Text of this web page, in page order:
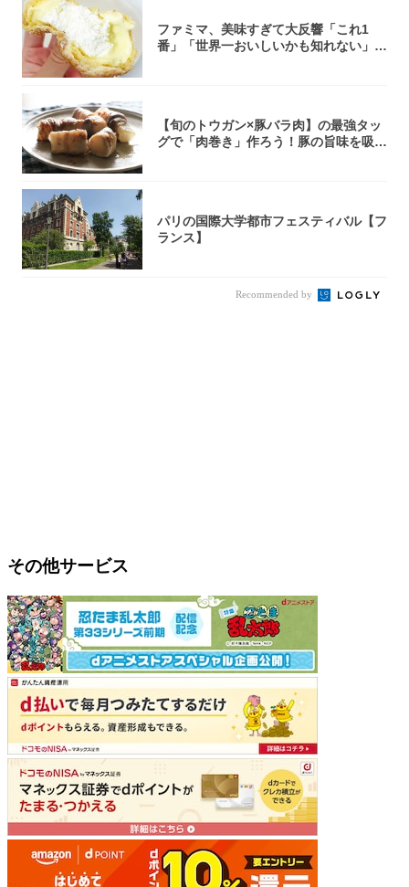
ファミマ、美味すぎて大反響「これ1
番」「世界一おいしいかも知れない」
【旬のトウガン×豚バラ肉】の最強タッ
グで「肉巻き」作ろう！豚の旨味を吸い
パリの国際大学都市フェスティバル【フ
ランス】
Recommended by
その他サービス